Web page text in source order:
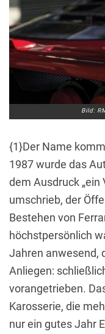
Bild:
{1}Der Name
1987 wurde das
dem Ausdruck „ein
umschrieb, der
Bestehen von
höchstpersönlich
Jahren anwesend,
Anliegen:
vorangetrieben.
Karosserie, die
nur ein gutes Jahr